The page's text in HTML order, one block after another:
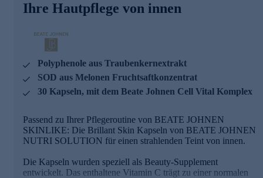
Fruchtsaftkonzentrat und der bewährte Beate Johnen Cell
Aminosäure Lysin.
BEATE JOHNEN NUTRI SOLUTION
Medizinisch basierte Nahrungsergänzung!
BEATE JOHNEN NUTRI SOLUTION wird von
stetig weiterentwickelt.
Im Vordergrund stehen dabei die „Hallmarks of Health“.
Prävention den Körper in seiner Resilienz unterstützten
Ihre Hautpflege von innen
Polyphenole aus Traubenkernextrakt
SOD aus Melonen Fruchtsaftkonzentrat
30 Kapseln, mit dem Beate Johnen Cell Vital Komplex
Passend zu Ihrer Pflegeroutine von BEATE JOHNEN
SKINLIKE: Die Brillant Skin Kapseln von BEATE JOHNEN
NUTRI SOLUTION für einen strahlenden Teint von innen.
Die Kapseln wurden speziell als Beauty-Supplement
entwickelt. Das enthaltene Vitamin C trägt zu einer normalen